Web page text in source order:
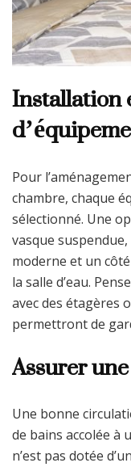
Pour
chambre, chaque
sélectionné. Une
vasque
moderne et un
la salle d’eau.
avec des étagères
permettront de
Assurer
Une bonne
de bains accolée à
n’est pas dotée